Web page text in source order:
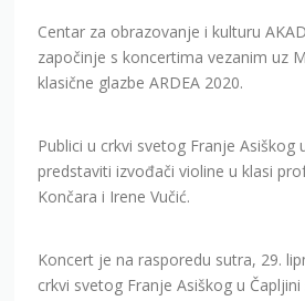
Centar za obrazovanje i kulturu
započinje s koncertima vezanim uz
klasične glazbe ARDEA 2020.
Publici u crkvi svetog Franje Asiškog
predstaviti izvođači violine u klasi
Končara i Irene Vučić.
Koncert je na rasporedu sutra, 29.
crkvi svetog Franje Asiškog u